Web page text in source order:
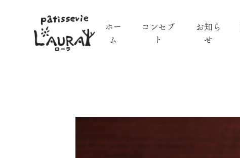
ホー
ム
コンセプ
ト
お知ら
せ